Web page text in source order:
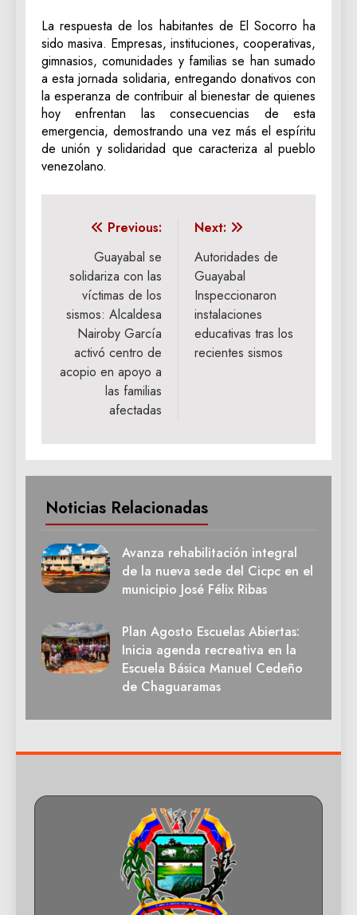
La respuesta de los habitantes de El Socorro ha
sido masiva. Empresas, instituciones, cooperativas,
gimnasios, comunidades y familias se han sumado
a esta jornada solidaria, entregando donativos con
la esperanza de contribuir al bienestar de quienes
hoy enfrentan las consecuencias de esta
emergencia, demostrando una vez más el espíritu
de unión y solidaridad que caracteriza al pueblo
venezolano.
Navegación
entradas
Previous:
Guayabal se
solidariza con las
víctimas de los
sismos: Alcaldesa
Nairoby García
activó centro de
acopio en apoyo a
las familias
afectadas
Next:
Autoridades de
Guayabal
Inspeccionaron
instalaciones
educativas tras los
recientes sismos
Noticias Relacionadas
Avanza rehabilitación integral
de la nueva sede del Cicpc en el
municipio José Félix Ribas
Plan Agosto Escuelas Abiertas:
Inicia agenda recreativa en la
Escuela Básica Manuel Cedeño
de Chaguaramas